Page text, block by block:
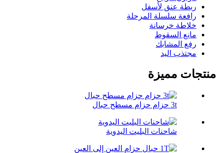
ربطة عنق لأسفل
رافعة سلسلة المرحلة
خلاطة خرسانة
مانع السقوط
رفع المشابك
مجتذب اليد
منتجات مميزة
3t حزام حزام مسطح حبال
شاحنات البليت اليدوية